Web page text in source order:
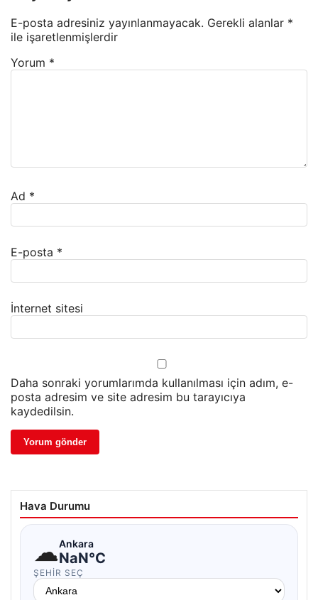
E-posta adresiniz yayınlanmayacak. Gerekli alanlar *
ile işaretlenmişlerdir
Yorum *
Ad *
E-posta *
İnternet sitesi
Daha sonraki yorumlarımda kullanılması için adım, e-
posta adresim ve site adresim bu tarayıcıya
kaydedilsin.
Hava Durumu
☁Ankara
NaN°C
ŞEHIR SEÇ